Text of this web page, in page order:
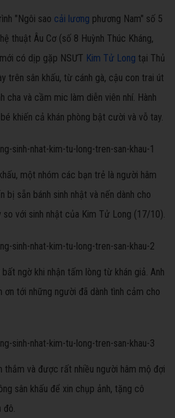
"Ngôi sao cải lương phương Nam" số 5
thuật Âu Cơ (số 8 Huỳnh Thúc Kháng,
có dịp gặp NSƯT Kim Tử Long tại Thủ
trên sân khấu, từ cánh gà, cậu con trai út
cha và cầm mic làm diễn viên nhí. Hành
khiến cả khán phòng bật cười và vỗ tay.
một nhóm các bạn trẻ là người hâm
bị sẵn bánh sinh nhật và nến dành cho
so với sinh nhật của Kim Tử Long (17/10).
ngờ khi nhận tấm lòng từ khán giả. Anh
ơn tới những người đã dành tình cảm cho
thắm và được rất nhiều người hâm mộ đợi
sân khấu để xin chụp ảnh, tặng cô
đô.